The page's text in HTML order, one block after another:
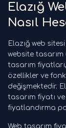
Elazığ
Nasıl
Elazığ web
website tasarım
tasarım fiyatları,
özellikler ve
değişmektedir.
tasarım fiyatı
fiyatlandırma
Web tasarım